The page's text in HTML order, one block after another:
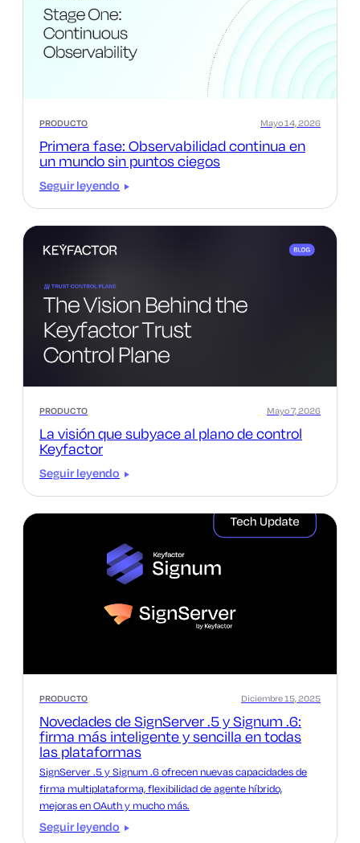
PRODUCTO
Primera fase: Observabilidad continua en
un mundo sin puntos ciegos
Mayo 14, 2026
Seguir leyendo
PRODUCTO
La visión que subyace al plano de control
Keyfactor
Mayo 7, 2026
Seguir leyendo
PRODUCTO
Novedades de SignServer .5 y Signum .6:
firma más inteligente y sencilla en todas
las plataformas
Diciembre 15, 2025
SignServer .5 y Signum .6 ofrecen nuevas capacidades de
firma multiplataforma, flexibilidad de agente híbrido,
mejoras en OAuth y mucho más.
Seguir leyendo